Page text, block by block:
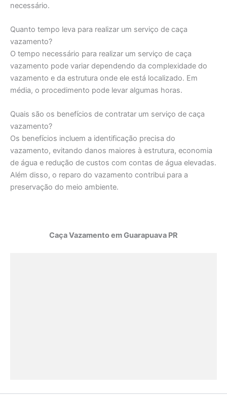
necessário.
Quanto tempo leva para realizar um serviço de caça
vazamento?
O tempo necessário para realizar um serviço de caça
vazamento pode variar dependendo da complexidade do
vazamento e da estrutura onde ele está localizado. Em
média, o procedimento pode levar algumas horas.
Quais são os benefícios de contratar um serviço de caça
vazamento?
Os benefícios incluem a identificação precisa do
vazamento, evitando danos maiores à estrutura, economia
de água e redução de custos com contas de água elevadas.
Além disso, o reparo do vazamento contribui para a
preservação do meio ambiente.
Caça Vazamento em Guarapuava PR